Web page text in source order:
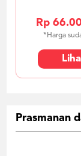
Rp
*Harga
Prasmanan